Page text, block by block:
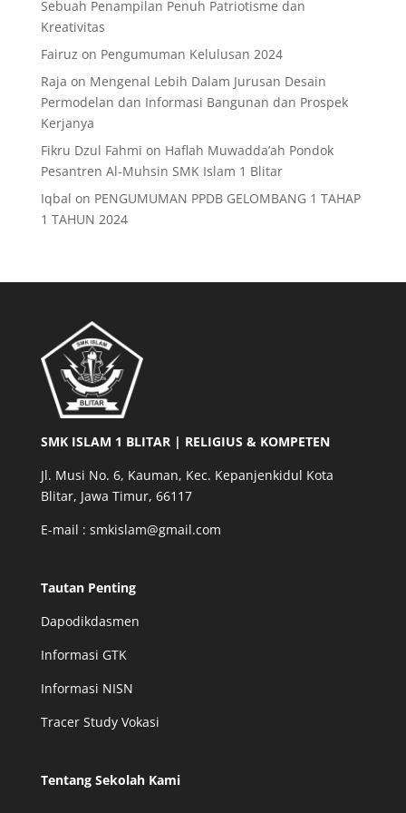
Sebuah Penampilan Penuh Patriotisme dan
Kreativitas
Fairuz on Pengumuman Kelulusan 2024
Raja on Mengenal Lebih Dalam Jurusan Desain
Permodelan dan Informasi Bangunan dan Prospek
Kerjanya
Fikru Dzul Fahmi on Haflah Muwadda’ah Pondok
Pesantren Al-Muhsin SMK Islam 1 Blitar
Iqbal on PENGUMUMAN PPDB GELOMBANG 1 TAHAP
1 TAHUN 2024
SMK ISLAM 1 BLITAR | RELIGIUS & KOMPETEN
Jl. Musi No. 6, Kauman, Kec. Kepanjenkidul Kota
Blitar, Jawa Timur, 66117
E-mail : smkislam@gmail.com
Tautan Penting
Dapodikdasmen
Informasi GTK
Informasi NISN
Tracer Study Vokasi
Tentang Sekolah Kami